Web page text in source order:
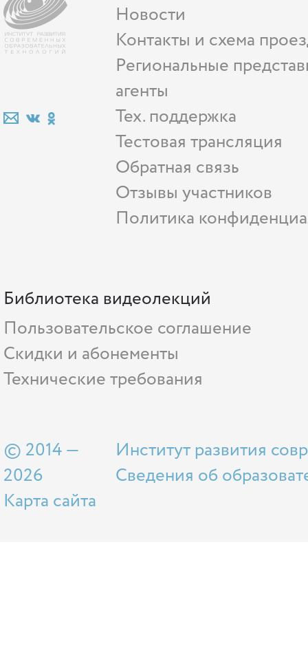
Новости
Контакты и схема
Региональные
агенты
Тех. поддержка
Тестовая трансляция
Обратная связь
Отзывы участников
Политика
Библиотека видеолекций
Пользовательское соглашение
Скидки и абонементы
Технические требования
© 2014 —
2026
Карта сайта
Институт развития
Сведения об